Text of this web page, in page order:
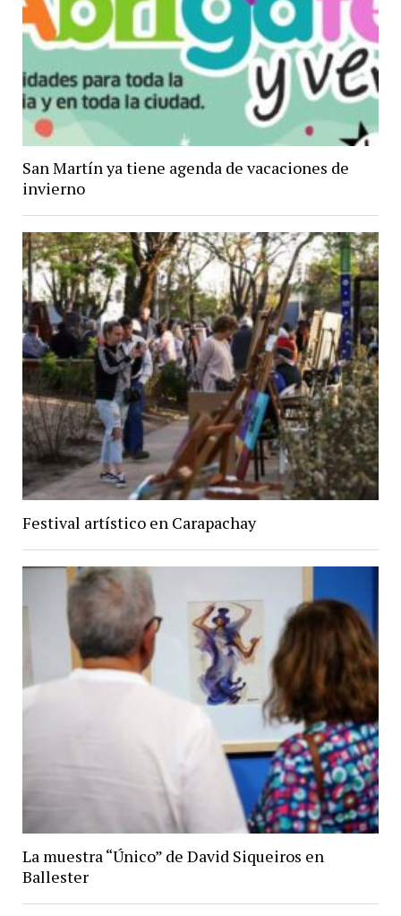
San Martín ya tiene agenda de vacaciones de
invierno
Festival artístico en Carapachay
La muestra “Único” de David Siqueiros en
Ballester